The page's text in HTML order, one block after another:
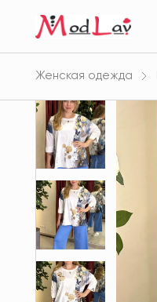
Женская одежда